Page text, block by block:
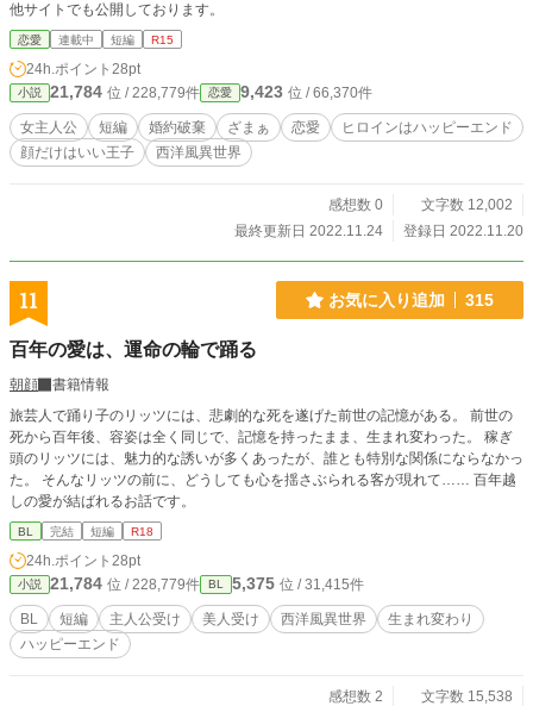
他サイトでも公開しております。
恋愛 連載中 短編 R15
24h.ポイント 28pt
小説 21,784 位 / 228,779件 恋愛 9,423 位 / 66,370件
女主人公 短編 婚約破棄 ざまぁ 恋愛
ヒロインはハッピーエンド
顔だけはいい王子
西洋風異世界
感想数 0
文字数 12,002
最終更新日 2022.11.24
登録日 2022.11.20
11 お気に入り追加 315
百年の愛は、運命の輪で踊る
朝顔
書籍情報
旅芸人で踊り子のリッツには、悲劇的な死を遂げた前世の記憶がある。 前世の
死から百年後、容姿は全く同じで、記憶を持ったまま、生まれ変わった。 稼ぎ
頭のリッツには、魅力的な誘いが多くあったが、誰とも特別な関係にならなかっ
た。 そんなリッツの前に、どうしても心を揺さぶられる客が現れて…… 百年越
しの愛が結ばれるお話です。
BL 完結 短編 R18
24h.ポイント 28pt
小説 21,784 位 / 228,779件 BL 5,375 位 / 31,415件
BL 短編 主人公受け 美人受け 西洋風異世界
生まれ変わり
ハッピーエンド
感想数 2
文字数 15,538